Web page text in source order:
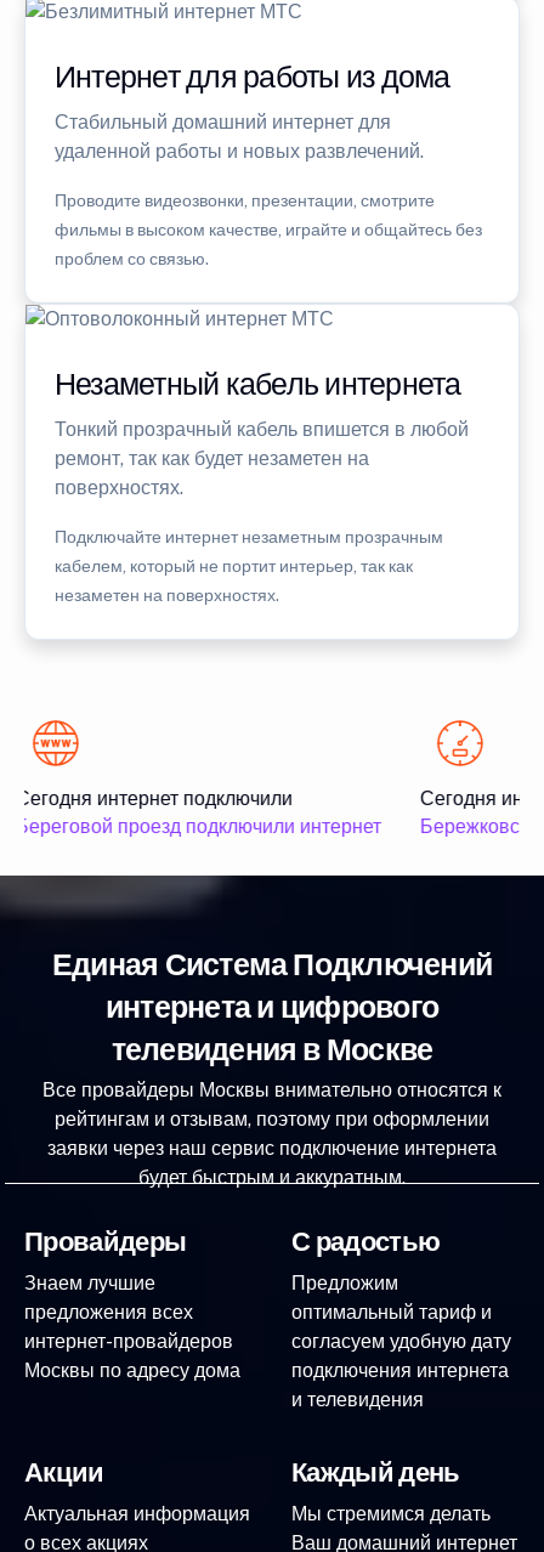
Интернет для работы из дома
Стабильный домашний интернет для
удаленной работы и новых развлечений.
Проводите видеозвонки, презентации, смотрите
фильмы в высоком качестве, играйте и общайтесь без
проблем со связью.
Незаметный кабель интернета
Тонкий прозрачный кабель впишется в любой
ремонт, так как будет незаметен на
поверхностях.
Подключайте интернет незаметным прозрачным
кабелем, который не портит интерьер, так как
незаметен на поверхностях.
Сегодня интернет подключили
Береговой проезд подключили интернет
Сегодня
Единая Система Подключений
интернета и цифрового
телевидения в Москве
Все провайдеры Москвы внимательно относятся к
рейтингам и отзывам, поэтому при оформлении
заявки через наш сервис подключение интернета
будет быстрым и аккуратным.
Провайдеры
Знаем лучшие
предложения всех
интернет-провайдеров
Москвы по адресу дома
С радостью
Предложим
оптимальный тариф и
согласуем удобную дату
подключения интернета
и телевидения
Акции
Актуальная информация
о всех акциях
Каждый день
Мы стремимся делать
Ваш домашний интернет